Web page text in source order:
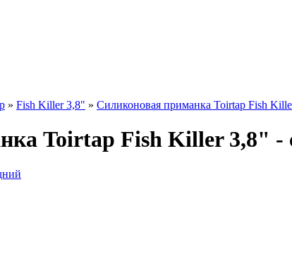
» Fish Killer 3,8" » Силиконовая приманка Toirtap Fish
Toirtap Fish Killer 3,8" -